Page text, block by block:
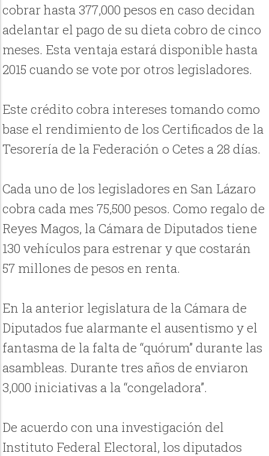
cobrar hasta 377,000 pesos en caso decidan
adelantar el pago de su dieta cobro de cinco
meses. Esta ventaja estará disponible hasta
2015 cuando se vote por otros legisladores.
Este crédito cobra intereses tomando como
base el rendimiento de los Certificados de la
Tesorería de la Federación o Cetes a 28 días.
Cada uno de los legisladores en San Lázaro
cobra cada mes 75,500 pesos. Como regalo de
Reyes Magos, la Cámara de Diputados tiene
130 vehículos para estrenar y que costarán
57 millones de pesos en renta.
En la anterior legislatura de la Cámara de
Diputados fue alarmante el ausentismo y el
fantasma de la falta de “quórum” durante las
asambleas. Durante tres años de enviaron
3,000 iniciativas a la “congeladora”.
De acuerdo con una investigación del
Instituto Federal Electoral, los diputados